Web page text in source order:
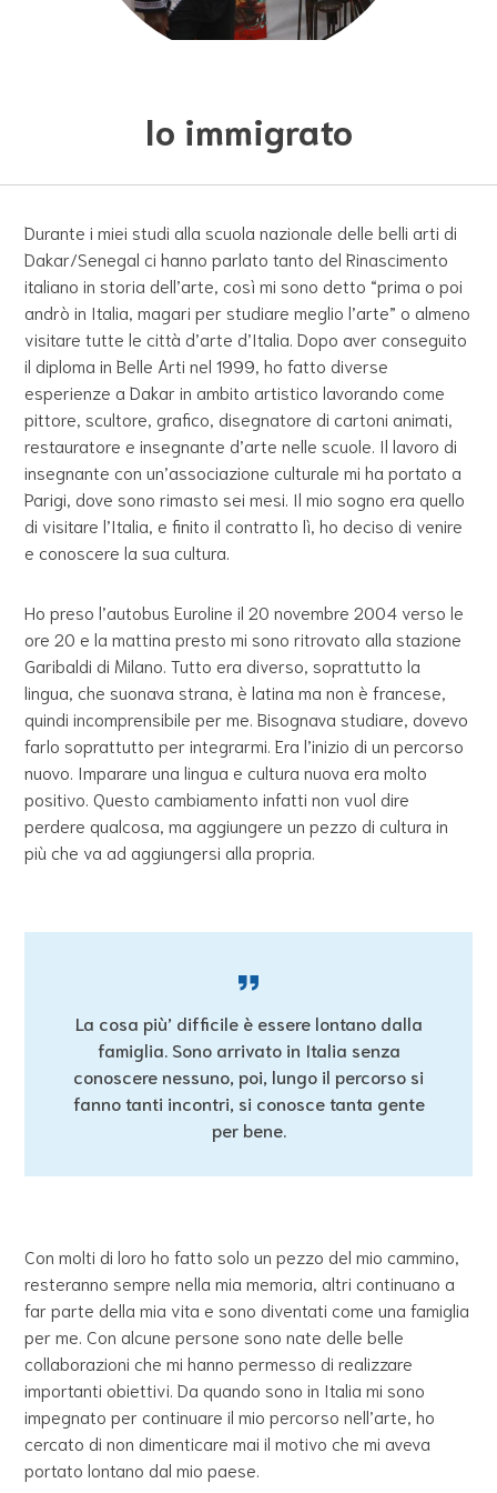
Io immigrato
Durante i miei studi alla scuola nazionale delle belli arti di
Dakar/Senegal ci hanno parlato tanto del Rinascimento
italiano in storia dell’arte, così mi sono detto “prima o poi
andrò in Italia, magari per studiare meglio l’arte” o almeno
visitare tutte le città d’arte d’Italia. Dopo aver conseguito
il diploma in Belle Arti nel 1999, ho fatto diverse
esperienze a Dakar in ambito artistico lavorando come
pittore, scultore, grafico, disegnatore di cartoni animati,
restauratore e insegnante d’arte nelle scuole. Il lavoro di
insegnante con un’associazione culturale mi ha portato a
Parigi, dove sono rimasto sei mesi. Il mio sogno era quello
di visitare l’Italia, e finito il contratto lì, ho deciso di venire
e conoscere la sua cultura.
Ho preso l’autobus Euroline il 20 novembre 2004 verso le
ore 20 e la mattina presto mi sono ritrovato alla stazione
Garibaldi di Milano. Tutto era diverso, soprattutto la
lingua, che suonava strana, è latina ma non è francese,
quindi incomprensibile per me. Bisognava studiare, dovevo
farlo soprattutto per integrarmi. Era l’inizio di un percorso
nuovo. Imparare una lingua e cultura nuova era molto
positivo. Questo cambiamento infatti non vuol dire
perdere qualcosa, ma aggiungere un pezzo di cultura in
più che va ad aggiungersi alla propria.
La cosa più’ difficile è essere lontano dalla
famiglia. Sono arrivato in Italia senza
conoscere nessuno, poi, lungo il percorso si
fanno tanti incontri, si conosce tanta gente
per bene.
Con molti di loro ho fatto solo un pezzo del mio cammino,
resteranno sempre nella mia memoria, altri continuano a
far parte della mia vita e sono diventati come una famiglia
per me. Con alcune persone sono nate delle belle
collaborazioni che mi hanno permesso di realizzare
importanti obiettivi. Da quando sono in Italia mi sono
impegnato per continuare il mio percorso nell’arte, ho
cercato di non dimenticare mai il motivo che mi aveva
portato lontano dal mio paese.